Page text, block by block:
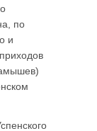
по
и